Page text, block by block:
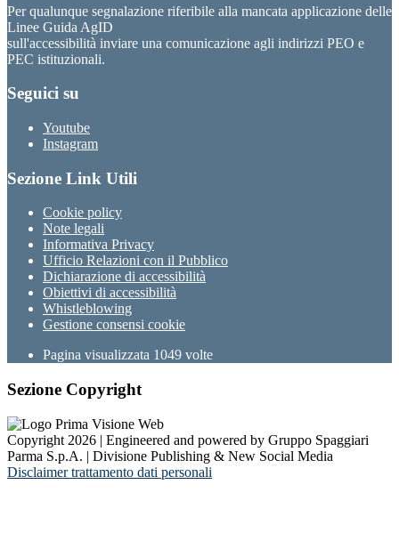
Per qualunque segnalazione riferibile alla mancata applicazione delle
Linee Guida AgID
sull'accessibilità inviare una comunicazione agli indirizzi PEO e
PEC istituzionali.
Seguici su
Youtube
Instagram
Sezione Link Utili
Cookie policy
Note legali
Informativa Privacy
Ufficio Relazioni con il Pubblico
Dichiarazione di accessibilità
Obiettivi di accessibilità
Whistleblowing
Gestione consensi cookie
Pagina visualizzata 1049 volte
Sezione Copyright
Copyright 2026 | Engineered and powered by Gruppo Spaggiari
Parma S.p.A. | Divisione Publishing & New Social Media
Disclaimer trattamento dati personali